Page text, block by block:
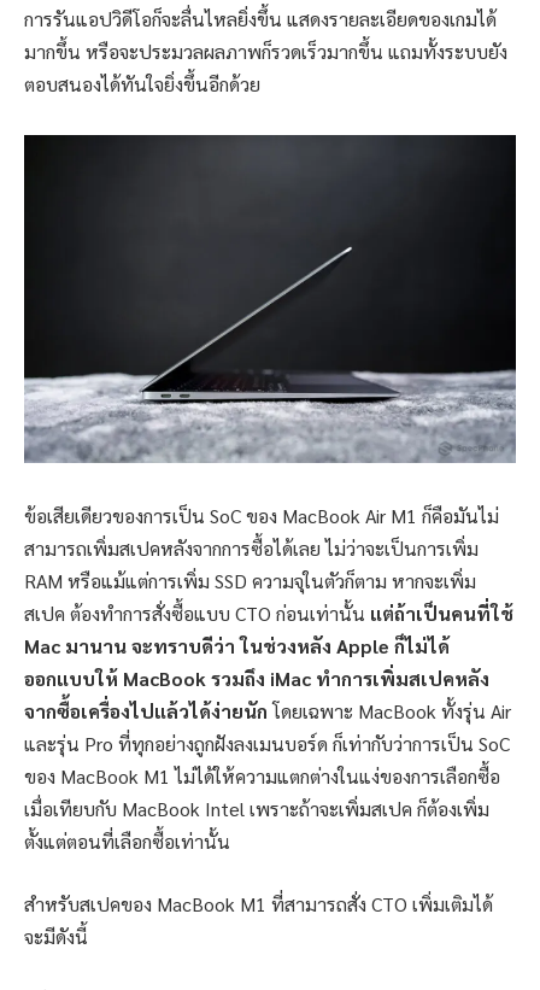
การรันแอปวิดีโอก็จะลื่นไหลยิ่งขึ้น แสดงรายละเอียดของเกมได้
มากขึ้น หรือจะประมวลผลภาพก็รวดเร็วมากขึ้น แถมทั้งระบบยัง
ตอบสนองได้ทันใจยิ่งขึ้นอีกด้วย
ข้อเสียเดียวของการเป็น SoC ของ MacBook Air M1 ก็คือมันไม่
สามารถเพิ่มสเปคหลังจากการซื้อได้เลย ไม่ว่าจะเป็นการเพิ่ม
RAM หรือแม้แต่การเพิ่ม SSD ความจุในตัวก็ตาม หากจะเพิ่ม
สเปค ต้องทำการสั่งซื้อแบบ CTO ก่อนเท่านั้น แต่ถ้าเป็นคนที่ใช้
Mac มานาน จะทราบดีว่า ในช่วงหลัง Apple ก็ไม่ได้
ออกแบบให้ MacBook รวมถึง iMac ทำการเพิ่มสเปคหลัง
จากซื้อเครื่องไปแล้วได้ง่ายนักโดยเฉพาะ MacBook ทั้งรุ่น Air
และรุ่น Pro ที่ทุกอย่างถูกฝังลงเมนบอร์ด ก็เท่ากับว่าการเป็น SoC
ของ MacBook M1 ไม่ได้ให้ความแตกต่างในแง่ของการเลือกซื้อ
เมื่อเทียบกับ MacBook Intel เพราะถ้าจะเพิ่มสเปค ก็ต้องเพิ่ม
ตั้งแต่ตอนที่เลือกซื้อเท่านั้น
สำหรับสเปคของ MacBook M1 ที่สามารถสั่ง CTO เพิ่มเติมได้
จะมีดังนี้